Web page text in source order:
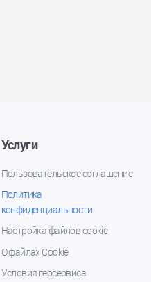
Услуги
Пользовательское соглашение
Политика
конфиденциальности
Настройка файлов cookie
О файлах Cookie
Условия геосервиса